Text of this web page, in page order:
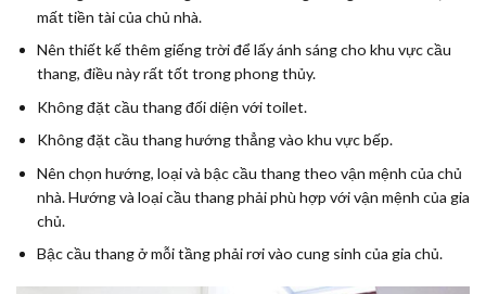
mất tiền tài của chủ nhà.
Nên thiết kế thêm giếng trời để lấy ánh sáng cho khu vực cầu
thang, điều này rất tốt trong phong thủy.
Không đặt cầu thang đối diện với toilet.
Không đặt cầu thang hướng thẳng vào khu vực bếp.
Nên chọn hướng, loại và bậc cầu thang theo vận mệnh của chủ
nhà. Hướng và loại cầu thang phải phù hợp với vận mệnh của gia
chủ.
Bậc cầu thang ở mỗi tầng phải rơi vào cung sinh của gia chủ.